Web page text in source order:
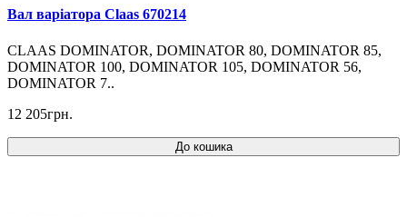
Вал варіатора Claas 670214
CLAAS DOMINATOR, DOMINATOR 80, DOMINATOR 85,
DOMINATOR 100, DOMINATOR 105, DOMINATOR 56,
DOMINATOR 7..
12 205грн.
До кошика